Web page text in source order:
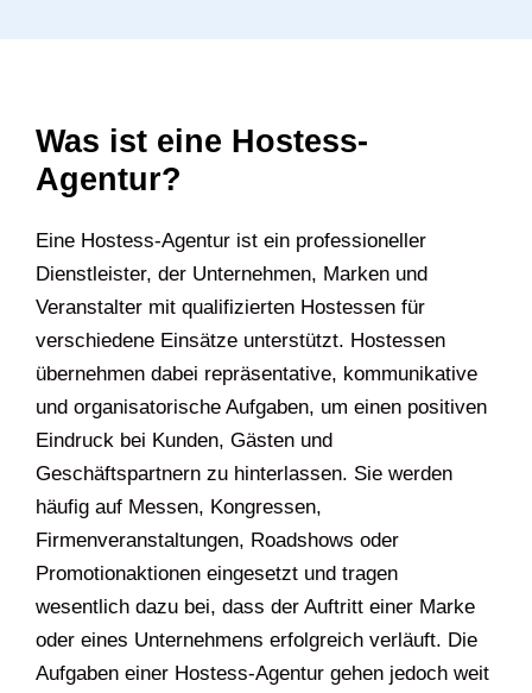
Was ist eine Hostess-
Agentur?
Eine Hostess-Agentur ist ein professioneller
Dienstleister, der Unternehmen, Marken und
Veranstalter mit qualifizierten Hostessen für
verschiedene Einsätze unterstützt. Hostessen
übernehmen dabei repräsentative, kommunikative
und organisatorische Aufgaben, um einen positiven
Eindruck bei Kunden, Gästen und
Geschäftspartnern zu hinterlassen. Sie werden
häufig auf Messen, Kongressen,
Firmenveranstaltungen, Roadshows oder
Promotionaktionen eingesetzt und tragen
wesentlich dazu bei, dass der Auftritt einer Marke
oder eines Unternehmens erfolgreich verläuft. Die
Aufgaben einer Hostess-Agentur gehen jedoch weit